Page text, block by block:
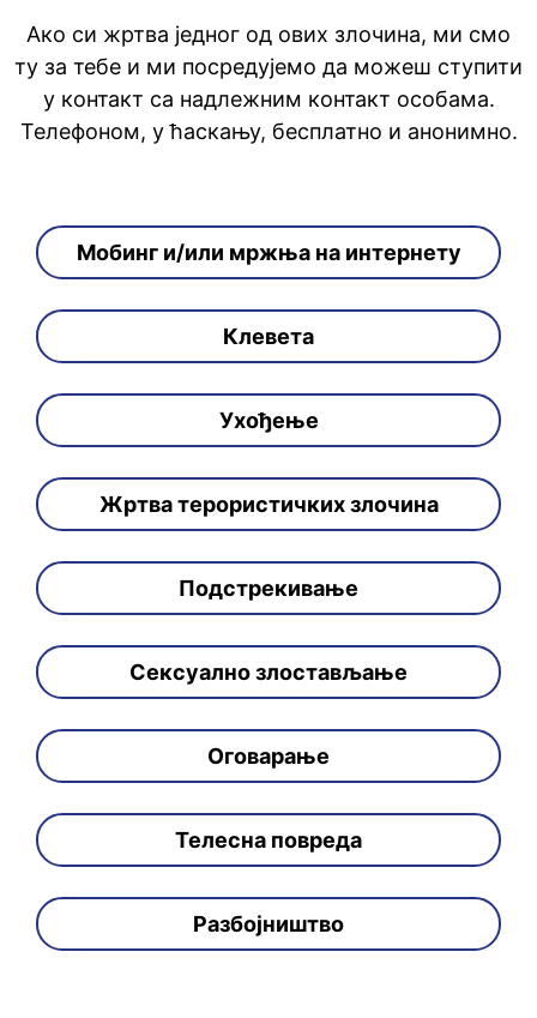
Ако си жртва једног од ових злочина, ми смо
ту за тебе и ми посредујемо да можеш ступити
у контакт са надлежним контакт особама.
Телефоном, у ћаскању, бесплатно и анонимно.
Мобинг и/или мржња на интернету
Клевета
Ухођење
Жртва терористичких злочина
Подстрекивање
Сексуално злостављање
Оговарање
Телесна повреда
Разбојништво